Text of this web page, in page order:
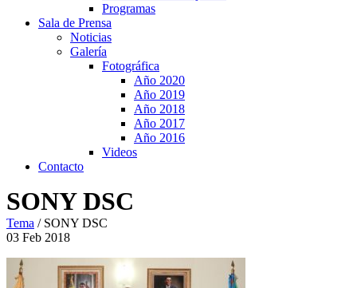
Programas
Sala de Prensa
Noticias
Galería
Fotográfica
Año 2020
Año 2019
Año 2018
Año 2017
Año 2016
Videos
Contacto
SONY DSC
Tema / SONY DSC
03 Feb 2018